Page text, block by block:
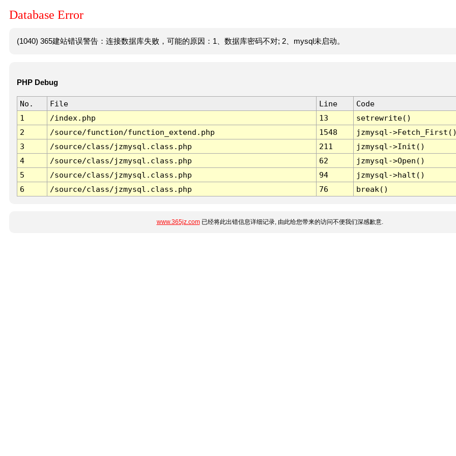
Database Error
(1040) 365建站错误警告：连接数据库失败，可能的原因：1、数据库密码不对; 2、mysql未启动。
PHP Debug
No. File Line
Code
1
/index.php 13
setrewrite()
2
/source/function/function_extend.php 1548
jzmysql-
3
/source/class/jzmysql.class.php 211
jzmysql->Init()
4
/source/class/jzmysql.class.php 62
jzmysql->Open()
5
/source/class/jzmysql.class.php 94
jzmysql->halt()
6
/source/class/jzmysql.class.php 76 break()
www.365jz.com已经将此出错信息详细记录, 由此给您带来的访问不便我们深感歉意.